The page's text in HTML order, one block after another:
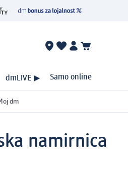
dmLIVE ▶ Samo online
dm
namirnica